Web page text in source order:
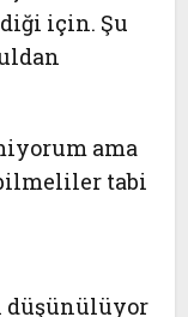
için. Şu
ama
tabi
düşünülüyor